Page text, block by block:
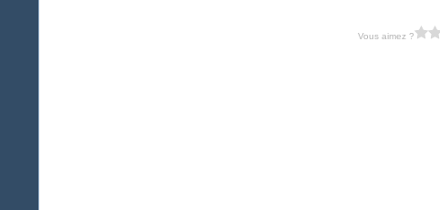
Vous aimez ?